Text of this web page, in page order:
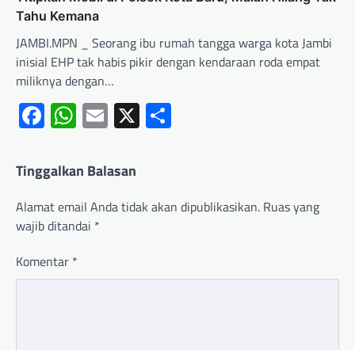
Tahu Kemana
JAMBI.MPN _ Seorang ibu rumah tangga warga kota Jambi
inisial EHP tak habis pikir dengan kendaraan roda empat
miliknya dengan…
Facebook
WhatsApp
Email
X
Tinggalkan Balasan
Alamat email Anda tidak akan dipublikasikan. Ruas yang
wajib ditandai *
Komentar *